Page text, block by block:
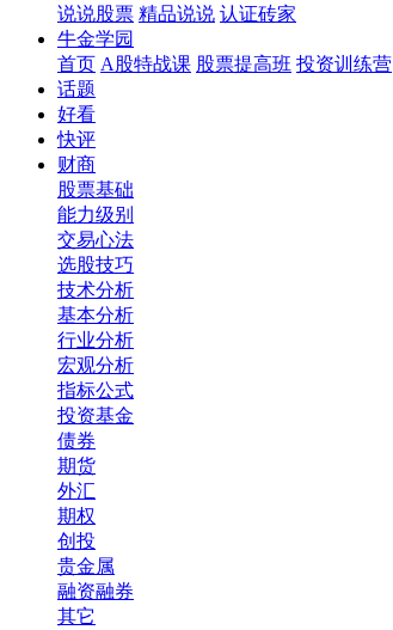
说说股票 精品说说 认证砖家
牛金学园
首页 A股特战课 股票提高班 投资训练营
话题
好看
快评
财商
股票基础
能力级别
交易心法
选股技巧
技术分析
基本分析
行业分析
宏观分析
指标公式
投资基金
债券
期货
外汇
期权
创投
贵金属
融资融券
其它